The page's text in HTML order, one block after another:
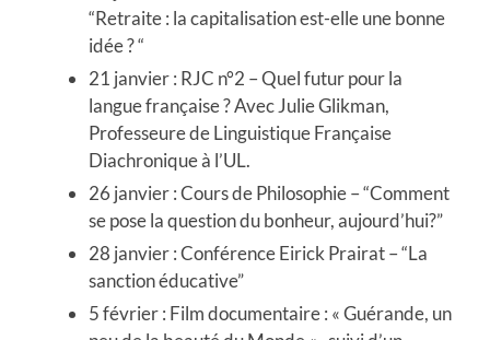
“Retraite : la capitalisation est-elle une bonne
idée ? “
21 janvier : RJC n°2 – Quel futur pour la
langue française ? Avec Julie Glikman,
Professeure de Linguistique Française
Diachronique à l’UL.
26 janvier : Cours de Philosophie – “Comment
se pose la question du bonheur, aujourd’hui?”
28 janvier : Conférence Eirick Prairat – “La
sanction éducative”
5 février : Film documentaire : « Guérande, un